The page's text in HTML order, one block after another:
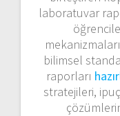
laboratuvar
bilimsel
raporları
stratejileri,